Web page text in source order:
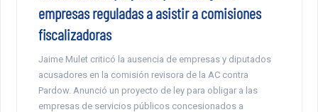
empresas reguladas a asistir a comisiones
fiscalizadoras
Jaime Mulet criticó la ausencia de empresas y diputados
acusadores en la comisión revisora de la AC contra
Pardow. Anunció un proyecto de ley para obligar a las
empresas de servicios públicos concesionados a